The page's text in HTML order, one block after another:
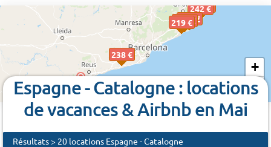
206 €
219 €
222 €
224 €
238 €
242 €
242 €
+
−
Espagne - Catalogne : locations
de vacances & Airbnb en Mai
Résultats > 20 locations Espagne - Catalogne